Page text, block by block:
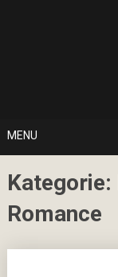
MENU
Kategorie:
Romance